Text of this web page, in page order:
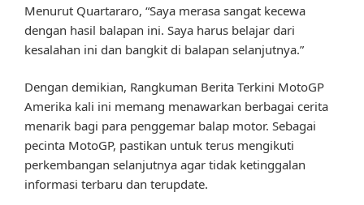
Menurut Quartararo, “Saya merasa sangat kecewa
dengan hasil balapan ini. Saya harus belajar dari
kesalahan ini dan bangkit di balapan selanjutnya.”
Dengan demikian, Rangkuman Berita Terkini MotoGP
Amerika kali ini memang menawarkan berbagai cerita
menarik bagi para penggemar balap motor. Sebagai
pecinta MotoGP, pastikan untuk terus mengikuti
perkembangan selanjutnya agar tidak ketinggalan
informasi terbaru dan terupdate.